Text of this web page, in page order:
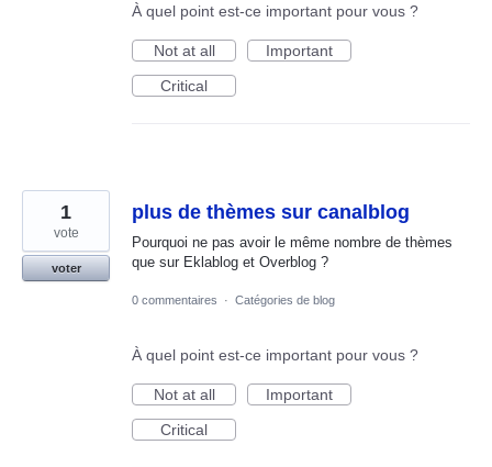
À quel point est-ce important pour vous ?
Not at all
Important
Critical
plus de thèmes sur canalblog
Pourquoi ne pas avoir le même nombre de thèmes
que sur Eklablog et Overblog ?
1
vote
voter
0 commentaires · Catégories de blog
À quel point est-ce important pour vous ?
Not at all
Important
Critical